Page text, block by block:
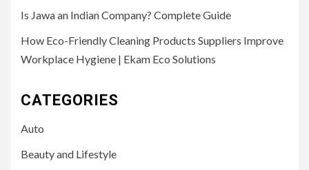
Is Jawa an Indian Company? Complete Guide
How Eco-Friendly Cleaning Products Suppliers Improve
Workplace Hygiene | Ekam Eco Solutions
CATEGORIES
Auto
Beauty and Lifestyle